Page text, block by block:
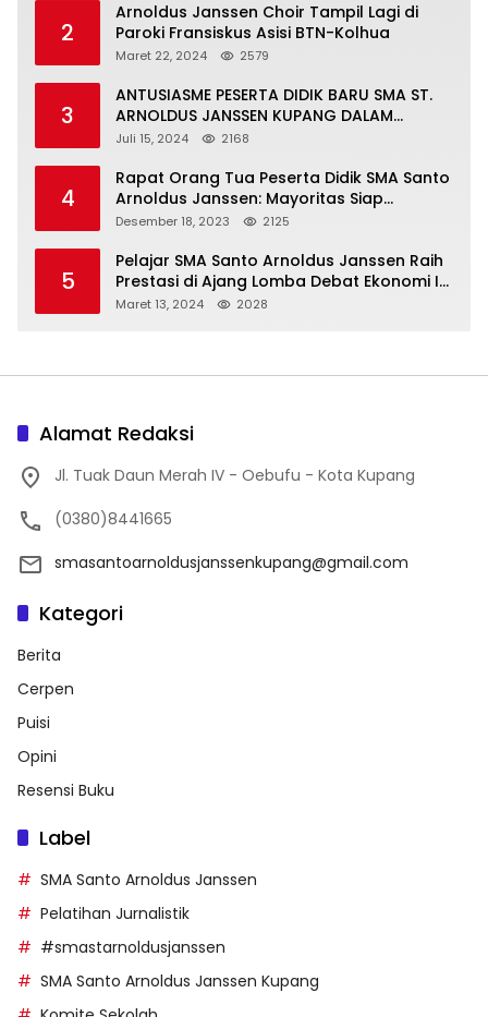
2
Arnoldus Janssen Choir Tampil Lagi di
Paroki Fransiskus Asisi BTN-Kolhua
Maret 22, 2024 2579
3
ANTUSIASME PESERTA DIDIK BARU SMA ST.
ARNOLDUS JANSSEN KUPANG DALAM
MENGIKUTI MPLS HARI PERTAMA
Juli 15, 2024 2168
4
Rapat Orang Tua Peserta Didik SMA Santo
Arnoldus Janssen: Mayoritas Siap
Mendukung Komite Sekolah
Desember 18, 2023 2125
5
Pelajar SMA Santo Arnoldus Janssen Raih
Prestasi di Ajang Lomba Debat Ekonomi IV,
Gelar Best Speaker Diraih Viantri Azi
Maret 13, 2024 2028
Alamat Redaksi
Jl. Tuak Daun Merah IV - Oebufu - Kota Kupang
(0380)8441665
smasantoarnoldusjanssenkupang@gmail.com
Kategori
Berita
Cerpen
Puisi
Opini
Resensi Buku
Label
SMA Santo Arnoldus Janssen
Pelatihan Jurnalistik
#smastarnoldusjanssen
SMA Santo Arnoldus Janssen Kupang